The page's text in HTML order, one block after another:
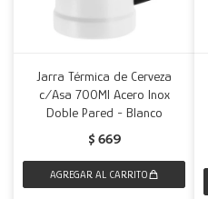
Jarra Térmica de Cerveza
c/Asa 700Ml Acero Inox
Doble Pared - Blanco
$ 669